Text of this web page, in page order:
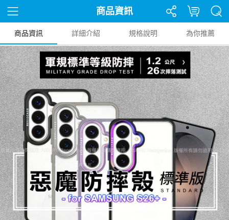
商品資訊
商品資訊 詳細介紹 規格說明 為你推薦